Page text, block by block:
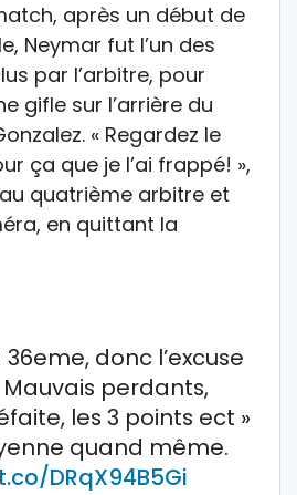
après un début de
Neymar fut l’un des
par l’arbitre, pour
gifle sur l’arrière du
« Regardez le
ça que je l’ai frappé! »,
quatrième arbitre et
en quittant la
36eme, donc l’excuse
Mauvais perdants,
les 3 points ect »
quand même.
DRqX94B5Gi